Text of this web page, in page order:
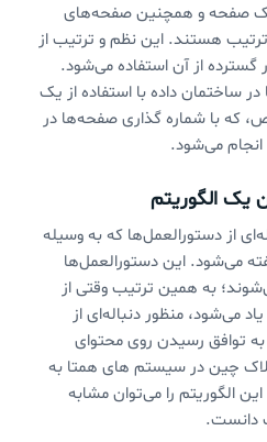
یک صفحه و همچنین صفحه‌های
هستند. این نظم و ترتیب از
از آن استفاده می‌شود.
ساختمان داده با استفاده از یک
که با شماره گذاری صفحه‌ها در
می‌شود.
یک الگوریتم
از دستورالعمل‌ها که به وسیله
می‌شود. این دستورالعمل‌ها
به همین ترتیب وقتی از
می‌شود، منظور دنباله‌ای از
توافق رسیدن روی محتوای
چین در سیستم های همتا به
الگوریتم را می‌توان مشابه
دانست.